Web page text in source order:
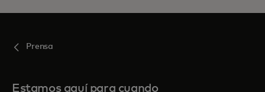
Prensa
Estamos aquí para cuando